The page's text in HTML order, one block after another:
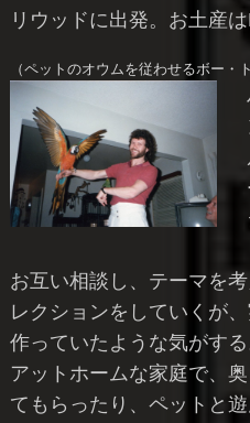
リウッドに出発。お土産は
（ペットのオウムを従わせるボー・
お互い相談し、テーマを
レクションをしていくが
作っていたような気がする
アットホームな家庭で、
てもらったり、ペットと